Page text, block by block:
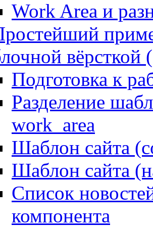
Work Area и
вёрсткой
Подготовка к
Разделение
work_area
Шаблон сайта
Шаблон сайта
Список
компонента